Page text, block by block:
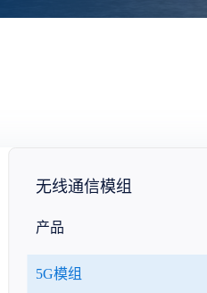
无线通信模组
产品
5G模组